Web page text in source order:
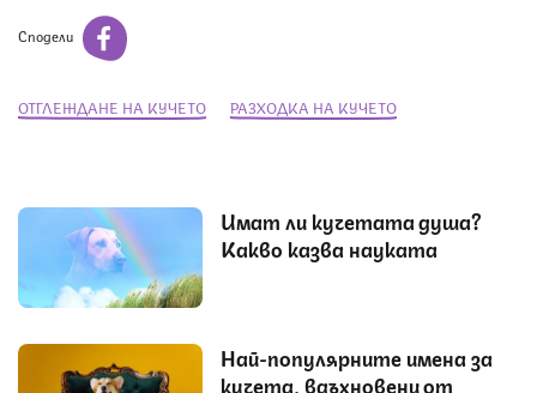
Сподели
ОТГЛЕЖДАНЕ НА КУЧЕТО РАЗХОДКА НА КУЧЕТО
Имат ли кучетата душа?
Какво казва науката
Най-популярните имена за
кучета, вдъхновени от